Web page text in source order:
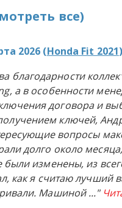
все)
2026 (Honda Fit 2021
благодарности
а в особенности
договора и
ключей,
вопросы
долго около
изменены, из
как я считаю лучший
Машиной..."